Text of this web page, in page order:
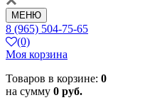
МЕНЮ
8 (965) 504-75-65
(0)
Моя корзина
Товаров в корзине: 0
на сумму 0 руб.